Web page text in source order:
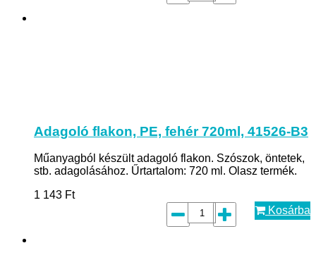
Adagoló flakon, PE, fehér 720ml, 41526-B3
Műanyagból készült adagoló flakon. Szószok, öntetek,
stb. adagolásához. Űrtartalom: 720 ml. Olasz termék.
1 143 Ft
Kosárba